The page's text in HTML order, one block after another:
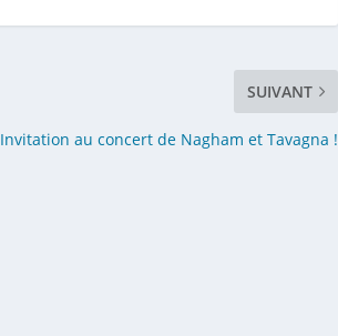
SUIVANT
Invitation au concert de Nagham et Tavagna !